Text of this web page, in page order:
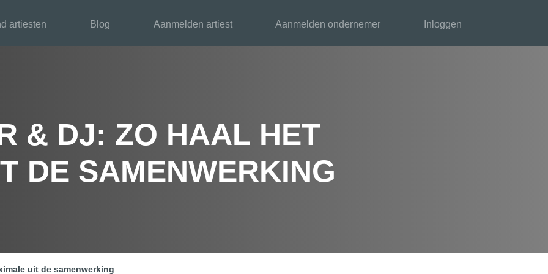
artiesten Blog Aanmelden artiest Aanmelden ondernemer Inloggen
& DJ: ZO HAAL HET
DE SAMENWERKING
uit de samenwerking